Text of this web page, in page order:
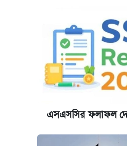
এসএসসির ফলাফল